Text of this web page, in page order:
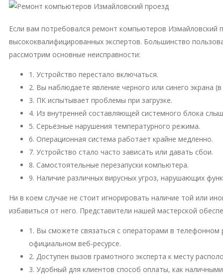
Если вам потребовался ремонт компьютеров Измайловский
высококвалифицированных экспертов. Большинство
рассмотрим основные неисправности:
1. Устройство перестало включаться.
2. Вы наблюдаете явление черного или синего экрана
3. ПК испытывает проблемы при загрузке.
4. Из внутренней составляющей системного блока
5. Серьёзные нарушения температурного режима.
6. Операционная система работает крайне медленно.
7. Устройство стало часто зависать или давать сбои.
8. Самостоятельные перезапуски компьютера.
9. Наличие различных вирусных угроз, нарушающих
Ни в коем случае не стоит игнорировать наличие той или
избавиться от него. Представители нашей мастерской
1. Вы сможете связаться с операторами в
официальном веб-ресурсе.
2. Доступен вызов грамотного эксперта к месту
3. Удобный для клиентов способ оплаты, как